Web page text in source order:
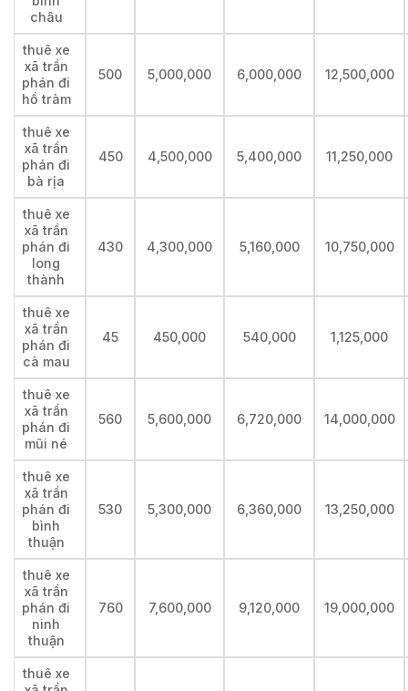
châu
thuê xe
xã trần
phán đi
hồ tràm
500 5,000,000 6,000,000 12,500,000
thuê xe
xã trần
phán đi
bà rịa
450 4,500,000 5,400,000 11,250,000
thuê xe
xã trần
phán đi
long
thành
430 4,300,000 5,160,000 10,750,000
thuê xe
xã trần
phán đi
cà mau
45 450,000 540,000 1,125,000
thuê xe
xã trần
phán đi
mũi né
560 5,600,000 6,720,000 14,000,000
thuê xe
xã trần
phán đi
bình
thuận
530 5,300,000 6,360,000 13,250,000
thuê xe
xã trần
phán đi
ninh
thuận
760 7,600,000 9,120,000 19,000,000
thuê xe